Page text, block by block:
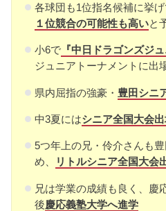
各球団も1位指名候補に挙
１位競合の可能性も高いと
小6で『中日ドラゴンズジ
ジュニアトーナメントに出
県内屈指の強豪・ 豊田シニ
中3夏にはシニア全国大会
5つ年上の兄・伶介さんも
め、
リトルシニア全国大会
兄は学業の成績も良く、慶
後慶応義塾大学へ進学